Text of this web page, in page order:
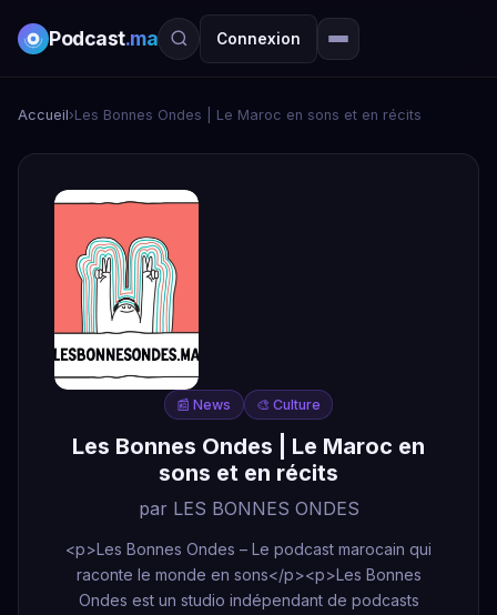
Podcast.ma Connexion
Accueil›Les Bonnes Ondes | Le Maroc en sons et en récits
📰 News 🎨 Culture
Les Bonnes Ondes | Le Maroc en
sons et en récits
par LES BONNES ONDES
<p>Les Bonnes Ondes – Le podcast marocain qui
raconte le monde en sons</p><p>Les Bonnes
Ondes est un studio indépendant de podcasts